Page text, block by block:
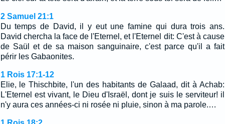
2 Samuel 21:1
Du temps de David, il y eut une famine qui dura trois ans.
David chercha la face de l'Eternel, et l'Eternel dit: C'est à cause
de Saül et de sa maison sanguinaire, c'est parce qu'il a fait
périr les Gabaonites.
1 Rois 17:1-12
Elie, le Thischbite, l'un des habitants de Galaad, dit à Achab:
L'Eternel est vivant, le Dieu d'Israël, dont je suis le serviteur! il
n'y aura ces années-ci ni rosée ni pluie, sinon à ma parole.…